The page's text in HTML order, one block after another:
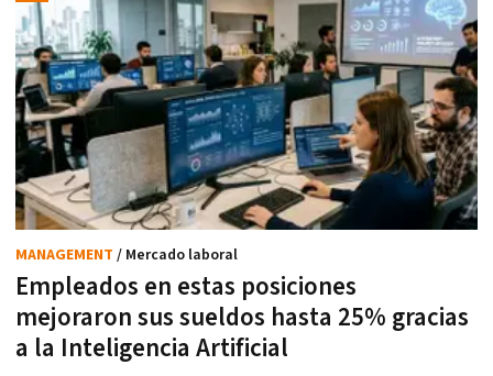
Empleados en estas posiciones
mejoraron sus sueldos hasta 25% gracias
a la Inteligencia Artificial
MANAGEMENT / Mercado laboral